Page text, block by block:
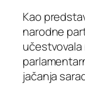
Kao
narodne
jačanja